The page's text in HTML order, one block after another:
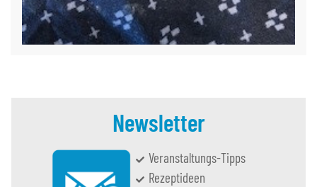
Newsletter
Veranstaltungs-Tipps
Rezeptideen